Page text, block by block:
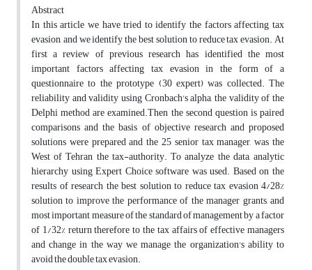
Abstract
In this article we have tried to identify the factors affecting tax
evasion, and we identify the best solution to reduce tax evasion. At
first a review of previous research has identified the most
important factors affecting tax evasion in the form of a
questionnaire to the prototype (30 expert) was collected. The
reliability and validity using Cronbach's alpha, the validity of the
Delphi method are examined.Then the second question is paired
comparisons and the basis of objective research and proposed
solutions were prepared and the 25 senior tax manager, was the
West of Tehran the tax-authority. To analyze the data, analytic
hierarchy using Expert Choice software was used. Based on the
results of research the best solution to reduce tax evasion 4/28%
solution to improve the performance of the manager grants, and
most important measure of the standard of management by a factor
of 1/32% return therefore to the tax affairs of effective managers
and change in the way we manage the organization's ability to
avoid the double tax evasion.